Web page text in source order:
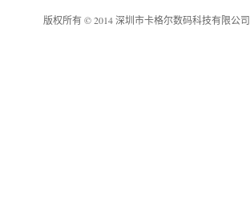
版权所有 © 2014 深圳市卡格尔数码科技有限公司